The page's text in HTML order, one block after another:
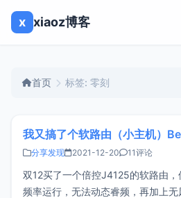
x xiaoz博客
首页 标签: 零刻
我又搞了个软路由（小主机）
分享发现 2021-12-20 11评论
双12买了一个倍控J4125的软路由
频率运行，无法动态睿频，再加上